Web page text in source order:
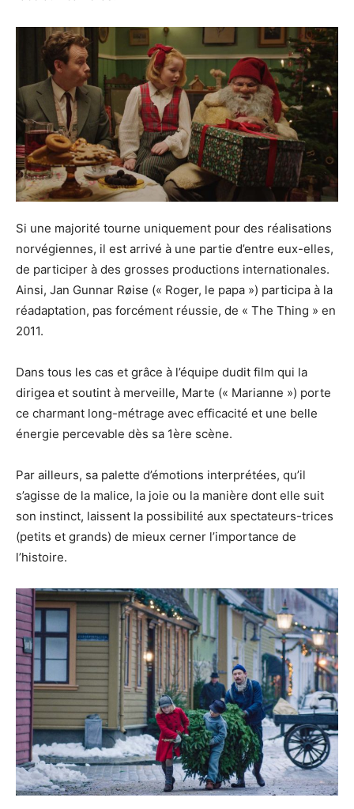
Si une majorité tourne uniquement pour des réalisations
norvégiennes, il est arrivé à une partie d’entre eux-elles,
de participer à des grosses productions internationales.
Ainsi, Jan Gunnar Røise (« Roger, le papa ») participa à la
réadaptation, pas forcément réussie, de « The Thing » en
2011.
Dans tous les cas et grâce à l’équipe dudit film qui la
dirigea et soutint à merveille, Marte (« Marianne ») porte
ce charmant long-métrage avec efficacité et une belle
énergie percevable dès sa 1ère scène.
Par ailleurs, sa palette d’émotions interprétées, qu’il
s’agisse de la malice, la joie ou la manière dont elle suit
son instinct, laissent la possibilité aux spectateurs-trices
(petits et grands) de mieux cerner l’importance de
l’histoire.